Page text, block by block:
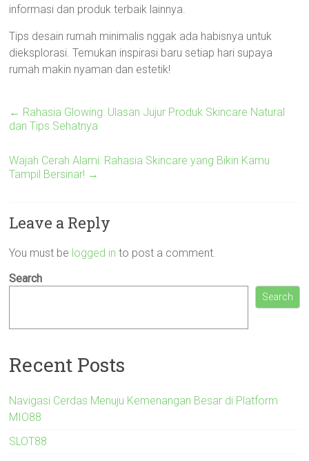
informasi dan produk terbaik lainnya.
Tips desain rumah minimalis nggak ada habisnya untuk
dieksplorasi. Temukan inspirasi baru setiap hari supaya
rumah makin nyaman dan estetik!
← Rahasia Glowing: Ulasan Jujur Produk Skincare Natural
dan Tips Sehatnya
Wajah Cerah Alami: Rahasia Skincare yang Bikin Kamu
Tampil Bersinar! →
Leave a Reply
You must be logged in to post a comment.
Search
Search
Recent Posts
Navigasi Cerdas Menuju Kemenangan Besar di Platform
MIO88
SLOT88